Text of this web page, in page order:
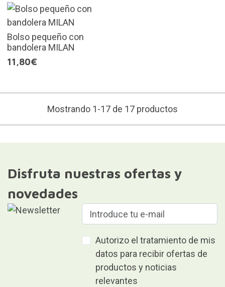
Bolso pequeño con
bandolera MILAN
11,80€
Mostrando 1-17 de 17 productos
Disfruta nuestras ofertas y
novedades
Autorizo el tratamiento de mis
datos para recibir ofertas de
productos y noticias
relevantes